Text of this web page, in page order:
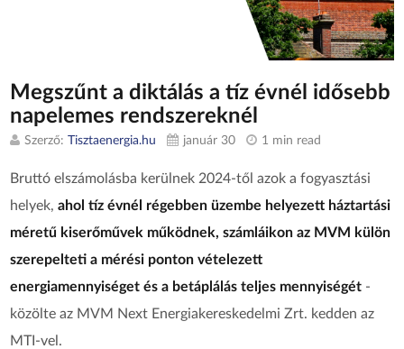
Megszűnt a diktálás a tíz évnél idősebb
napelemes rendszereknél
Szerző:Tisztaenergia.hu január 30 1 min read
Bruttó elszámolásba kerülnek 2024-től azok a fogyasztási
helyek,ahol tíz évnél régebben üzembe helyezett háztartási
méretű kiserőművek működnek, számláikon az MVM külön
szerepelteti a mérési ponton vételezett
energiamennyiséget és a betáplálás teljes mennyiségét -
közölte az MVM Next Energiakereskedelmi Zrt. kedden az
MTI-vel.